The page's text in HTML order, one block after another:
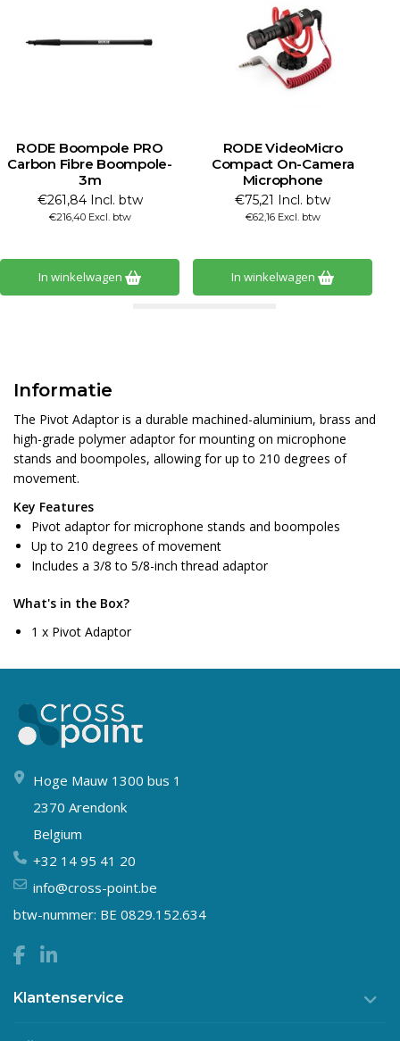
RODE Boompole PRO
Carbon Fibre Boompole-
3m
€261,84 Incl. btw
€216,40 Excl. btw
In winkelwagen
RODE VideoMicro
Compact On-Camera
Microphone
€75,21 Incl. btw
€62,16 Excl. btw
In winkelwagen
Informatie
The Pivot Adaptor is a durable machined-aluminium, brass and
high-grade polymer adaptor for mounting on microphone
stands and boompoles, allowing for up to 210 degrees of
movement.
Key Features
Pivot adaptor for microphone stands and boompoles
Up to 210 degrees of movement
Includes a 3/8 to 5/8-inch thread adaptor
What's in the Box?
1 x Pivot Adaptor
Hoge Mauw 1300 bus 1
2370 Arendonk
Belgium
+32 14 95 41 20
info@cross-point.be
btw-nummer: BE 0829.152.634
Klantenservice